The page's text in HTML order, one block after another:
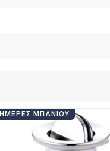
ΗΜΈΡΕΣ ΜΠΆΝΙΟΥ